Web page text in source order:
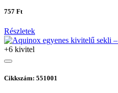
757 Ft
Részletek
+6 kivitel
Cikkszám: 551001